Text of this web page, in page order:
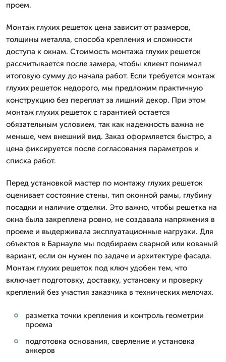
проем.
Монтаж глухих решеток цена зависит от размеров,
толщины металла, способа крепления и сложности
доступа к окнам. Стоимость монтажа глухих решеток
рассчитывается после замера, чтобы клиент понимал
итоговую сумму до начала работ. Если требуется монтаж
глухих решеток недорого, мы предложим практичную
конструкцию без переплат за лишний декор. При этом
монтаж глухих решеток с гарантией остается
обязательным условием, так как надежность важна не
меньше, чем внешний вид. Заказ оформляется быстро, а
цена фиксируется после согласования параметров и
списка работ.
Перед установкой мастер по монтажу глухих решеток
оценивает состояние стены, тип оконной рамы, глубину
посадки и наличие отделки. Это важно, чтобы решетка на
окна была закреплена ровно, не создавала напряжения в
проеме и выдерживала эксплуатационные нагрузки. Для
объектов в Барнауле мы подбираем сварной или кованый
вариант, если он нужен по задаче и архитектуре фасада.
Монтаж глухих решеток под ключ удобен тем, что
включает подготовку, доставку, установку и проверку
креплений без участия заказчика в технических мелочах.
разметка точки крепления и контроль геометрии
проема
подготовка основания, сверление и установка
анкеров